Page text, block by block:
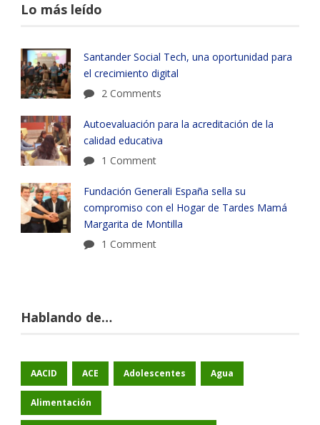
Lo más leído
Santander Social Tech, una oportunidad para
el crecimiento digital
2 Comments
Autoevaluación para la acreditación de la
calidad educativa
1 Comment
Fundación Generali España sella su
compromiso con el Hogar de Tardes Mamá
Margarita de Montilla
1 Comment
Hablando de…
AACID ACE Adolescentes Agua
Alimentación